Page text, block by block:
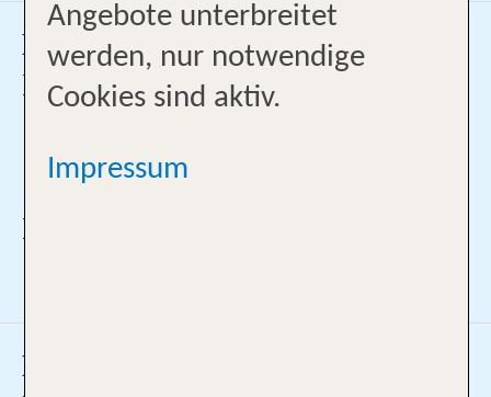
Melisa Demiral
Reise-Expertin
Melisa.Demiral@ltur.de
Ich bin Profi für:
Naomi Gebremsekel
Angebote unterbreitet
werden, nur notwendige
Cookies sind aktiv.
Impressum